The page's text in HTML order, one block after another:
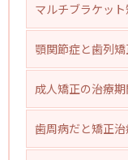
マルチブラケッ
顎関節症と歯列
成人矯正の治療
歯周病だと矯正